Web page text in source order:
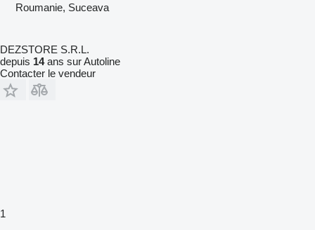
Roumanie, Suceava
DEZSTORE S.R.L.
depuis 14ans sur Autoline
Contacter le vendeur
1